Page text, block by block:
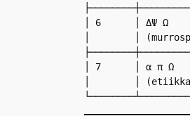
│ 6      │ ΔΨ
│        │
│ 7      │ α π
│        │